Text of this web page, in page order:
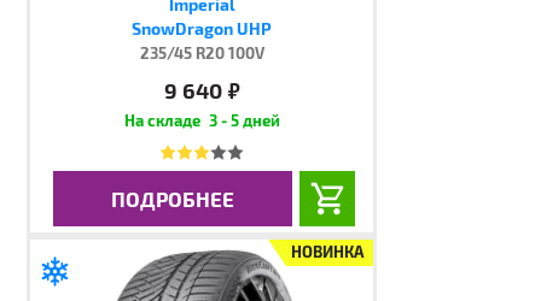
SnowDragon UHP
235/45 R20 100V
9 640 руб.
3 - 5 дней
ПОДРОБНЕЕ
НОВИНКА